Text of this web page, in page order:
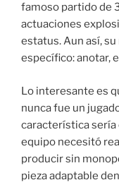
famoso partido de
actuaciones
estatus. Aun así,
específico: anotar,
Lo interesante es
nunca fue un
característica sería
equipo necesitó
producir sin
pieza adaptable